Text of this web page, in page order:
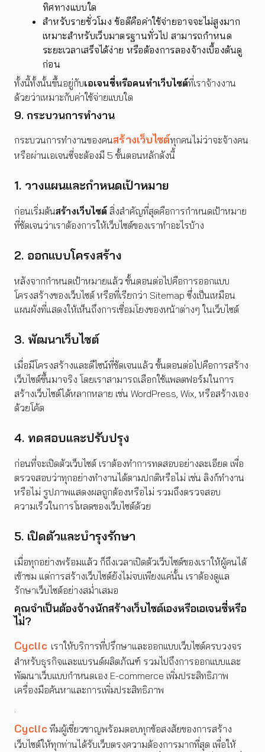
ทิศทางแบบใด
สำหรับรายชั่วโมง ข้อดีคือค่าใช้จ่ายอาจจะไม่สูงมาก
เหมาะสำหรับเว็บมาตรฐานทั่วไป สามารถกำหนด
ระยะเวลาเสร็จได้ง่าย หรือต้องการลองจ้างเบื้องต้นดู
ก่อน
ทั้งนี้ทั้งนั้นขึ้นอยู่กับเอเจนซี่หรือคนทำเว็บไซต์ที่เราจ้างงาน
ด้วยว่าเหมาะกับค่าใช้จ่ายแบบใด
9. กระบวนการทำงาน
กระบวนการทำงานของคนสร้างเว็บไซต์ทุกคนไม่ว่าจะจ้างคน
หรือผ่านเอเจนซี่จะต้องมี 5 ขั้นตอนหลักดังนี้
1. วางแผนและกำหนดเป้าหมาย
ก่อนเริ่มต้นสร้างเว็บไซต์ สิ่งสำคัญที่สุดคือการกำหนดเป้าหมาย
ที่ชัดเจนว่าเราต้องการให้เว็บไซต์ของเราทำอะไรบ้าง
2. ออกแบบโครงสร้าง
หลังจากกำหนดเป้าหมายแล้ว ขั้นตอนต่อไปคือการออกแบบ
โครงสร้างของเว็บไซต์ หรือที่เรียกว่า Sitemap ซึ่งเป็นเหมือน
แผนผังที่แสดงให้เห็นถึงการเชื่อมโยงของหน้าต่างๆ ในเว็บไซต์
3. พัฒนาเว็บไซต์
เมื่อมีโครงสร้างและดีไซน์ที่ชัดเจนแล้ว ขั้นตอนต่อไปคือการสร้าง
เว็บไซต์ขึ้นมาจริง โดยเราสามารถเลือกใช้แพลตฟอร์มในการ
สร้างเว็บไซต์ได้หลากหลาย เช่น WordPress, Wix, หรือสร้างเอง
ด้วยโค้ด
4. ทดสอบและปรับปรุง
ก่อนที่จะเปิดตัวเว็บไซต์ เราต้องทำการทดสอบอย่างละเอียด เพื่อ
ตรวจสอบว่าทุกอย่างทำงานได้ตามปกติหรือไม่ เช่น ลิงก์ทำงาน
หรือไม่ รูปภาพแสดงผลถูกต้องหรือไม่ รวมถึงตรวจสอบ
ความเร็วในการโหลดของเว็บไซต์ด้วย
5. เปิดตัวและบำรุงรักษา
เมื่อทุกอย่างพร้อมแล้ว ก็ถึงเวลาเปิดตัวเว็บไซต์ของเราให้ผู้คนได้
เข้าชม แต่การสร้างเว็บไซต์ยังไม่จบเพียงแค่นั้น เราต้องดูแล
รักษาเว็บไซต์อย่างสม่ำเสมอ
คุณจำเป็นต้องจ้างนักสร้างเว็บไซต์เองหรือเอเจนซี่หรือ
ไม่?
Cyclic เราให้บริการที่ปรึกษาและออกแบบเว็บไซต์ครบวงจร
สำหรับธุรกิจและแบรนด์ผลิตภัณฑ์ รวมไปถึงการออกแบบและ
พัฒนาเว็บแบบกำหนดเอง E-commerce เพิ่มประสิทธิภาพ
เครื่องมือค้นหาและการเพิ่มประสิทธิภาพ
.
Cyclic ทีมผู้เชี่ยวชาญพร้อมตอบทุกข้อสงสัยของการสร้าง
เว็บไซต์ให้ทุกท่านได้รับเว็บตรงความต้องการมากที่สุด เพื่อให้